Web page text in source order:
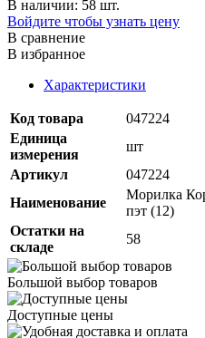
В наличии: 58 шт.
Войдите чтобы узнать цену
В сравнение
В избранное
Характеристики
Код товара
047224
Единица
измерения
шт
Артикул
047224
Наименование
Морилка
пэт (12)
Остатки на
складе
58
Большой выбор товаров
Доступные цены